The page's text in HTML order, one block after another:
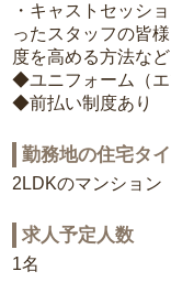
・キャストセッシ
ったスタッフの皆
度を高める方法な
◆ユニフォーム（
◆前払い制度あり
勤務地の住宅タ
2LDKのマンション
求人予定人数
1名